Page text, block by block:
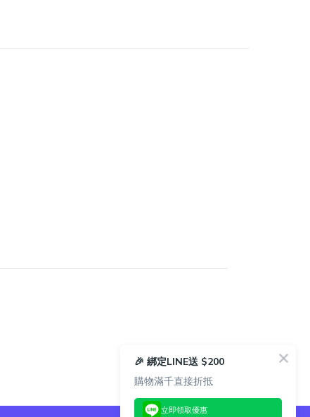
🎉 綁定LINE送 $200
購物滿千直接折抵
立即領取優惠